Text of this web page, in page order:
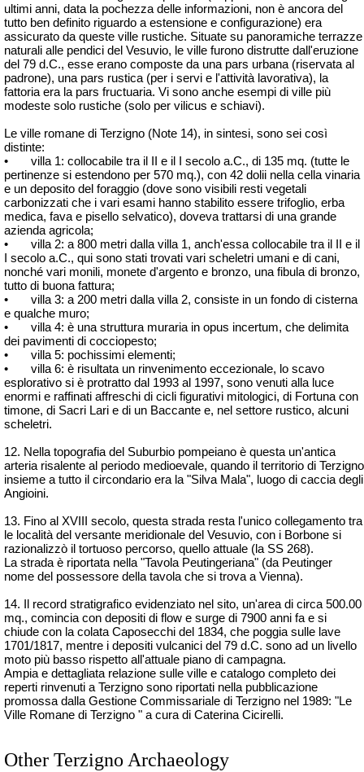
ultimi anni, data la pochezza delle informazioni, non è ancora del
tutto ben definito riguardo a estensione e configurazione) era
assicurato da queste ville rustiche. Situate su panoramiche terrazze
naturali alle pendici del Vesuvio, le ville furono distrutte dall'eruzione
del 79 d.C., esse erano composte da una pars urbana (riservata al
padrone), una pars rustica (per i servi e l'attività lavorativa), la
fattoria era la pars fructuaria. Vi sono anche esempi di ville più
modeste solo rustiche (solo per vilicus e schiavi).
Le ville romane di Terzigno (Note 14), in sintesi, sono sei così
distinte:
•
villa 1: collocabile tra il II e il I secolo a.C., di 135 mq. (tutte le
pertinenze si estendono per 570 mq.), con 42 dolii nella cella vinaria
e un deposito del foraggio (dove sono visibili resti vegetali
carbonizzati che i vari esami hanno stabilito essere trifoglio, erba
medica, fava e pisello selvatico), doveva trattarsi di una grande
azienda agricola;
•
villa 2: a 800 metri dalla villa 1, anch'essa collocabile tra il II e il
I secolo a.C., qui sono stati trovati vari scheletri umani e di cani,
nonché vari monili, monete d'argento e bronzo, una fibula di bronzo,
tutto di buona fattura;
•
villa 3: a 200 metri dalla villa 2, consiste in un fondo di cisterna
e qualche muro;
•
villa 4: è una struttura muraria in opus incertum, che delimita
dei pavimenti di cocciopesto;
•
villa 5: pochissimi elementi;
•
villa 6: è risultata un rinvenimento eccezionale, lo scavo
esplorativo si è protratto dal 1993 al 1997, sono venuti alla luce
enormi e raffinati affreschi di cicli figurativi mitologici, di Fortuna con
timone, di Sacri Lari e di un Baccante e, nel settore rustico, alcuni
scheletri.
12. Nella topografia del Suburbio pompeiano è questa un'antica
arteria risalente al periodo medioevale, quando il territorio di Terzigno
insieme a tutto il circondario era la "Silva Mala", luogo di caccia degli
Angioini.
13. Fino al XVIII secolo, questa strada resta l'unico collegamento tra
le località del versante meridionale del Vesuvio, con i Borbone si
razionalizzò il tortuoso percorso, quello attuale (la SS 268).
La strada è riportata nella "Tavola Peutingeriana" (da Peutinger
nome del possessore della tavola che si trova a Vienna).
14. Il record stratigrafico evidenziato nel sito, un'area di circa 500.00
mq., comincia con depositi di flow e surge di 7900 anni fa e si
chiude con la colata Caposecchi del 1834, che poggia sulle lave
1701/1817, mentre i depositi vulcanici del 79 d.C. sono ad un livello
moto più basso rispetto all'attuale piano di campagna.
Ampia e dettagliata relazione sulle ville e catalogo completo dei
reperti rinvenuti a Terzigno sono riportati nella pubblicazione
promossa dalla Gestione Commissariale di Terzigno nel 1989: "Le
Ville Romane di Terzigno " a cura di Caterina Cicirelli.
Other Terzigno Archaeology